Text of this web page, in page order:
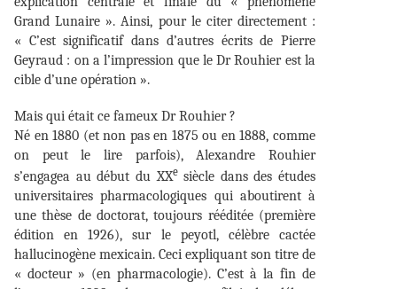
Grand Lunaire ». Ainsi, pour le citer directement :
« C’est significatif dans d’autres écrits de Pierre
Geyraud : on a l’impression que le Dr Rouhier est la
cible d’une opération ».
Mais qui était ce fameux Dr Rouhier ?
Né en 1880 (et non pas en 1875 ou en 1888, comme
on peut le lire parfois), Alexandre Rouhier
s’engagea au début du XXesiècle dans des études
universitaires pharmacologiques qui aboutirent à
une thèse de doctorat, toujours rééditée (première
édition en 1926), sur le peyotl, célèbre cactée
hallucinogène mexicain. Ceci expliquant son titre de
« docteur » (en pharmacologie). C’est à la fin de